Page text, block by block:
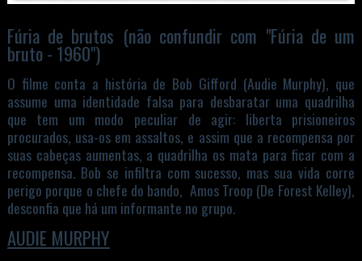
Fúria de brutos (não confundir com "Fúria de um
bruto - 1960")
O filme conta a história de Bob Gifford (Audie Murphy), que
assume uma identidade falsa para desbaratar uma quadrilha
que tem um modo peculiar de agir: liberta prisioneiros
procurados, usa-os em assaltos, e assim que a recompensa por
suas cabeças aumentas, a quadrilha os mata para ficar com a
recompensa. Bob se infiltra com sucesso, mas sua vida corre
perigo porque o chefe do bando, Amos Troop (De Forest Kelley),
desconfia que há um informante no grupo.
AUDIE MURPHY